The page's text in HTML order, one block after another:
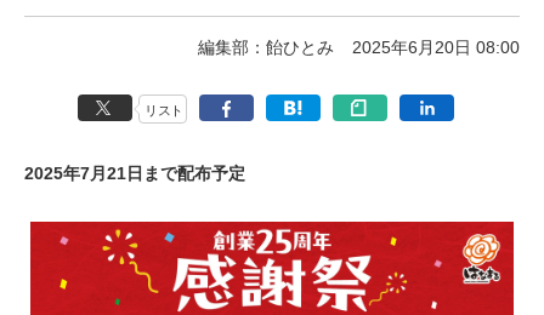
編集部：飴ひとみ 2025年6月20日 08:00
リスト
2025年7月21日まで配布予定